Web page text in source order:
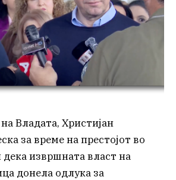
Владата, Христијан
за време на престојот во
извршната власт на
донела одлука за